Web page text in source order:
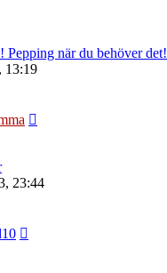
när du behöver det!
13:19
23:44